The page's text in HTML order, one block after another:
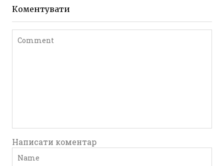
Коментувати
Написати коментар